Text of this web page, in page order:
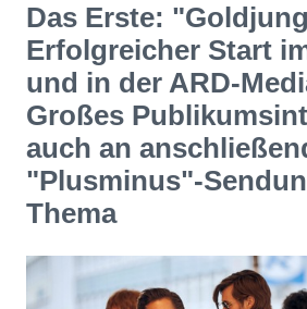
Das Erste:
Erfolgreicher Start
und in der ARD-
Großes
auch an
"Plusminus"-
Thema